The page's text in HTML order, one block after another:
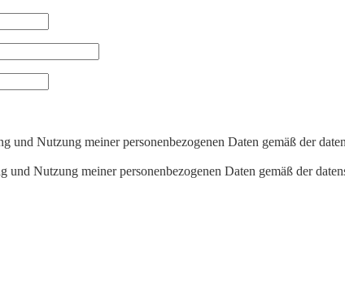
und Nutzung meiner personenbezogenen Daten gemäß der
und Nutzung meiner personenbezogenen Daten gemäß der